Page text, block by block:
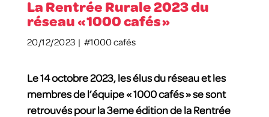
La Rentrée Rurale 2023 du
réseau « 1000 cafés »
20/12/2023 | #1000 cafés
Le 14 octobre 2023, les élus du réseau et les
membres de l’équipe « 1000 cafés » se sont
retrouvés pour la 3eme édition de la Rentrée